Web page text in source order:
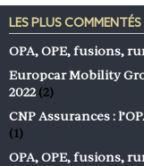
LES PLUS COMMENTÉS
OPA, OPE, fusions,
Europcar Mobility
2022 (2)
CNP Assurances :
(1)
OPA, OPE, fusions,